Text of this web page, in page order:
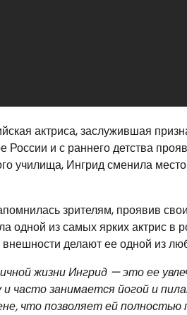
актриса, заслужившая
и с раннего детства
училища, Ингрид сменила
зрителям, проявив
одной из самых ярких актрис в
делают ее одной из
жизни Ингрид — это ее
часто занимается йогой и
что позволяет ей полностью